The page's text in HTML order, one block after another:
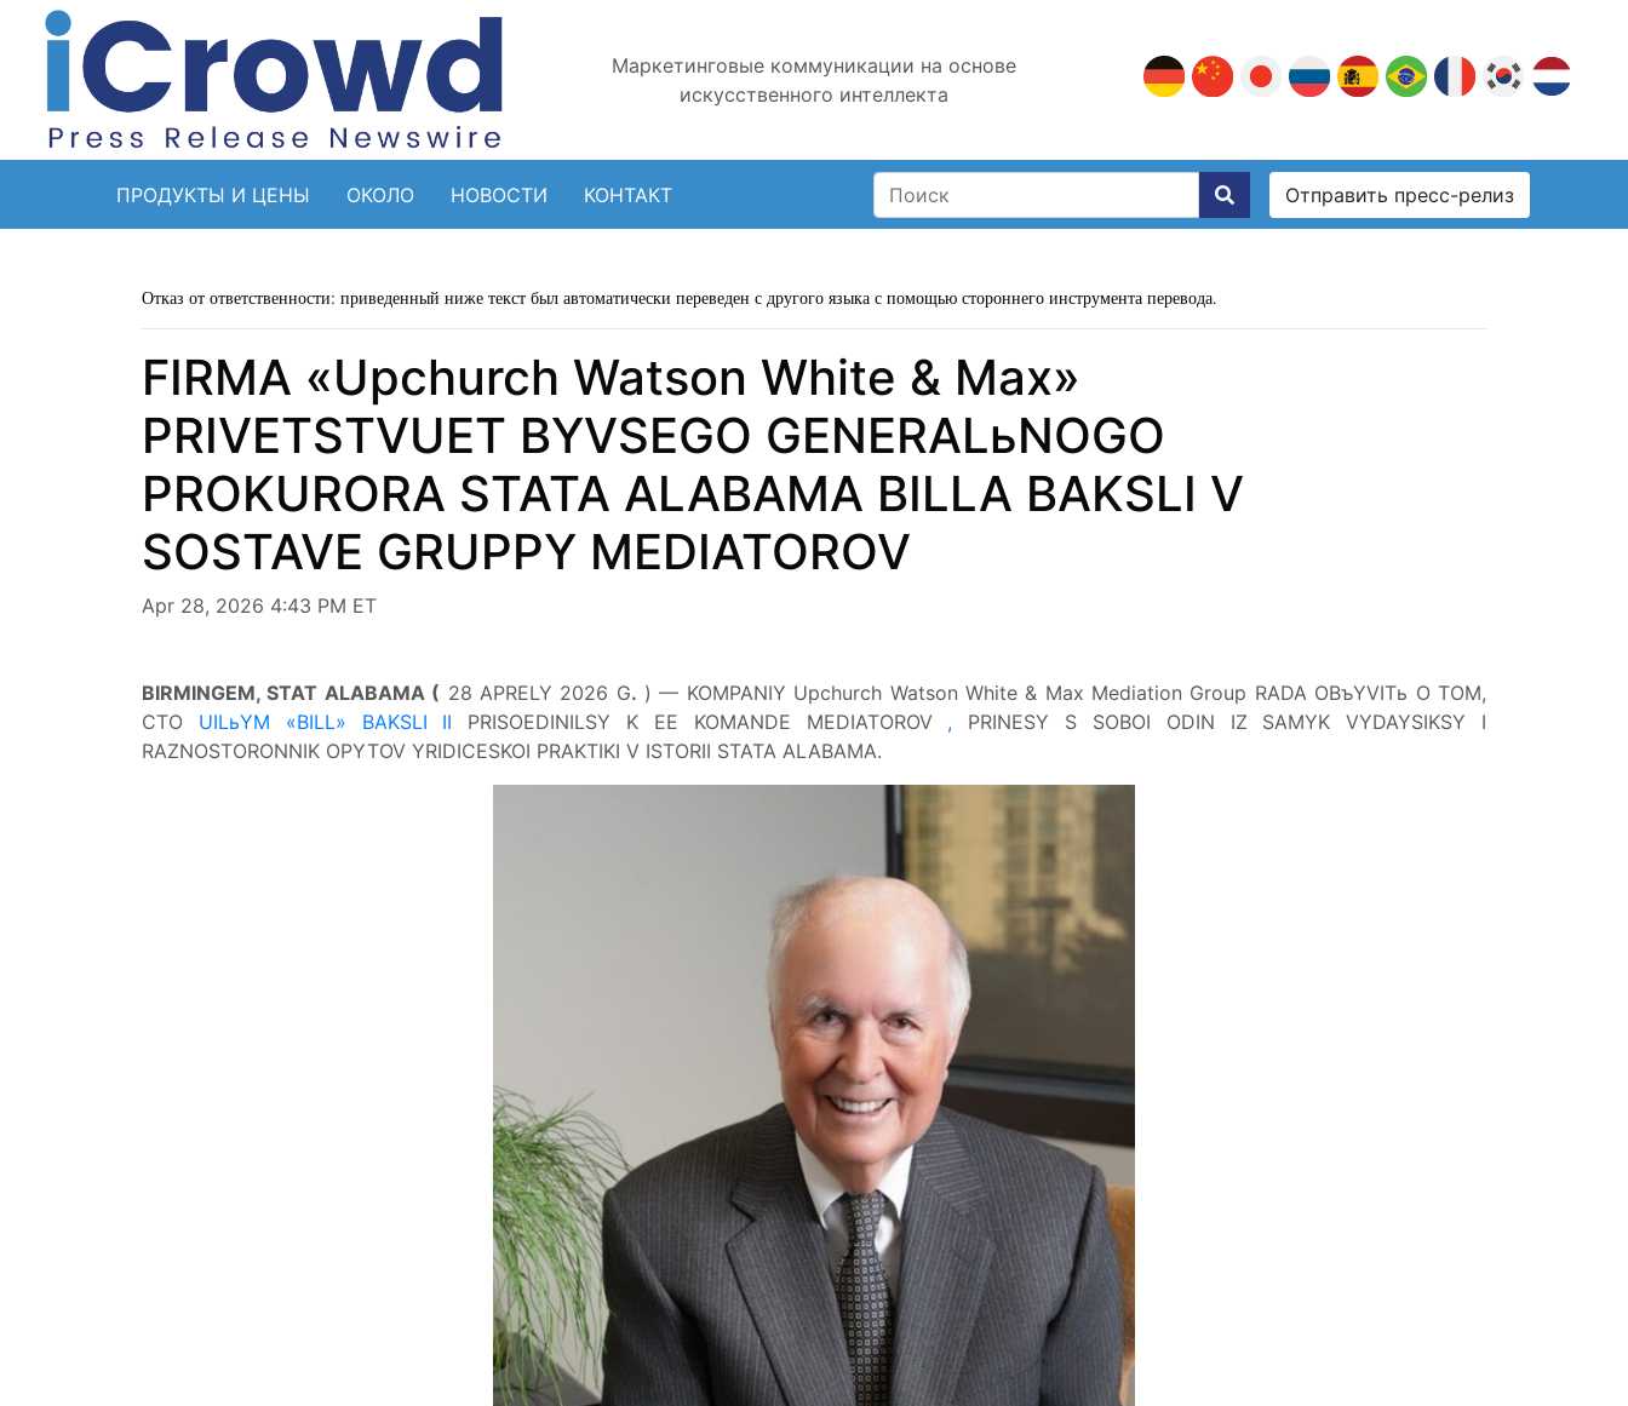
Маркетинговые коммуникации на основе
искусственного интеллекта
ПРОДУКТЫ И ЦЕНЫ ОКОЛО НОВОСТИ КОНТАКТ Отправить пресс-релиз
Отказ от ответственности: приведенный ниже текст был автоматически переведен с другого языка с помощью стороннего инструмента перевода.
FIRMA «Upchurch Watson White & Max»
PRIVETSTVUET BYVSEGO GENERALьNOGO
PROKURORA STATA ALABAMA BILLA BAKSLI V
SOSTAVE GRUPPY MEDIATOROV
Apr 28, 2026 4:43 PM ET
BIRMINGEM, STAT ALABAMA ( 28 APRELY 2026 G. ) — KOMPANIY Upchurch Watson White & Max Mediation Group RADA OBъYVITь O TOM,
CTO UILьYM «BILL» BAKSLI II PRISOEDINILSY K EE KOMANDE MEDIATOROV , PRINESY S SOBOI ODIN IZ SAMYK VYDAYSIKSY I
RAZNOSTORONNIK OPYTOV YRIDICESKOI PRAKTIKI V ISTORII STATA ALABAMA.